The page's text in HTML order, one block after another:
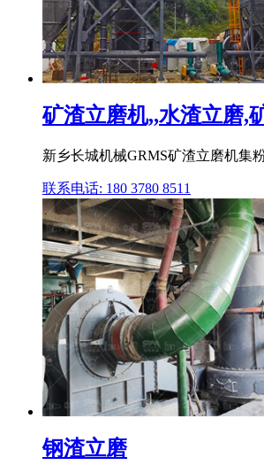
矿渣立磨机,,水渣立磨,
新乡长城机械GRMS矿渣立磨机集
联系电话: 180 3780 8511
钢渣立磨